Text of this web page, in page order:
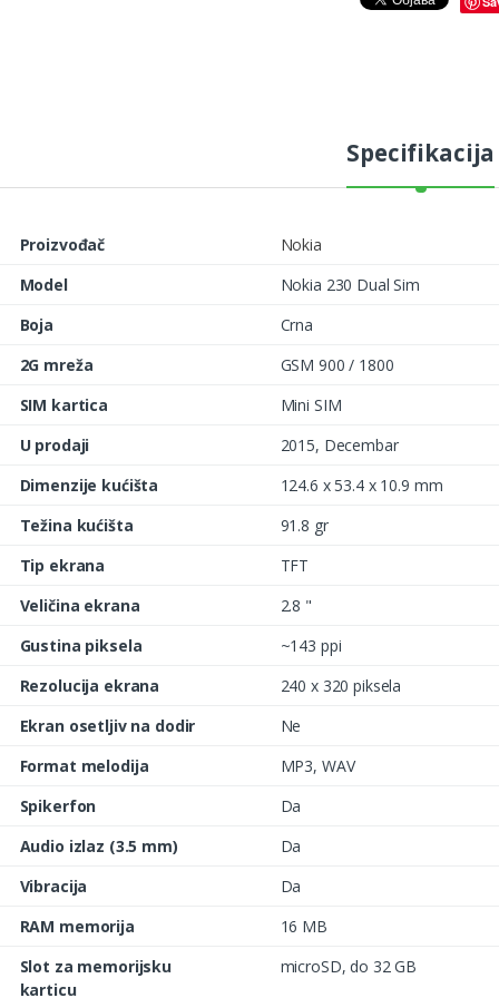
Specifikacija
Proizvođač
Nokia
Model
Nokia 230 Dual Sim
Boja
Crna
2G mreža
GSM 900 / 1800
SIM kartica
Mini SIM
U prodaji
2015, Decembar
Dimenzije kućišta
124.6 x 53.4 x 10.9 mm
Težina kućišta
91.8 gr
Tip ekrana
TFT
Veličina ekrana
2.8 "
Gustina piksela
~143 ppi
Rezolucija ekrana
240 x 320 piksela
Ekran osetljiv na dodir
Ne
Format melodija
MP3, WAV
Spikerfon
Da
Audio izlaz (3.5 mm)
Da
Vibracija
Da
RAM memorija
16 MB
Slot za memorijsku
karticu
microSD, do 32 GB